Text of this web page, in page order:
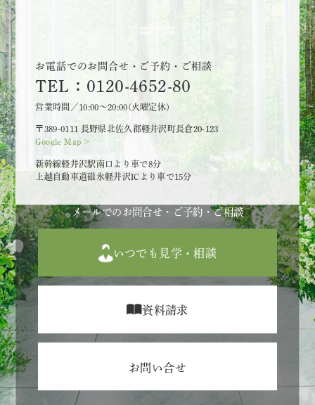
お電話でのお問合せ・ご予約・ご相談
TEL：0120-4652-80
営業時間／10:00～20:00(火曜定休)
〒389-0111 長野県北佐久郡軽井沢町長倉20-123
Google Map >
新幹線軽井沢駅南口より車で8分
上越自動車道碓氷軽井沢ICより車で15分
メールでのお問合せ・ご予約・ご相談
いつでも見学・相談
資料請求
お問い合せ